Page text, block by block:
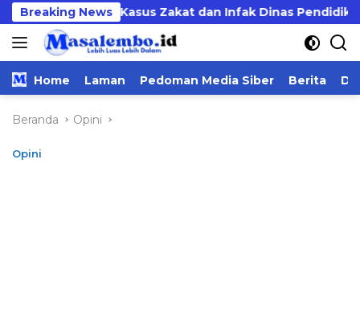
Langsung
ke
konten
Breaking News
Tuntas Kasus Zakat dan Infak Dinas Pendidikan
Home Laman Pedoman Media Siber Berita
Beranda Opini
Opini